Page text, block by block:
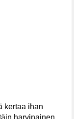
kertaa ihan